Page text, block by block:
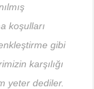
koşulları
gibi
karşılığı
yeter dediler.